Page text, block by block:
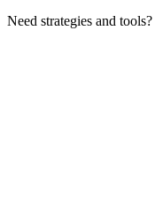
Need strategies and tools?